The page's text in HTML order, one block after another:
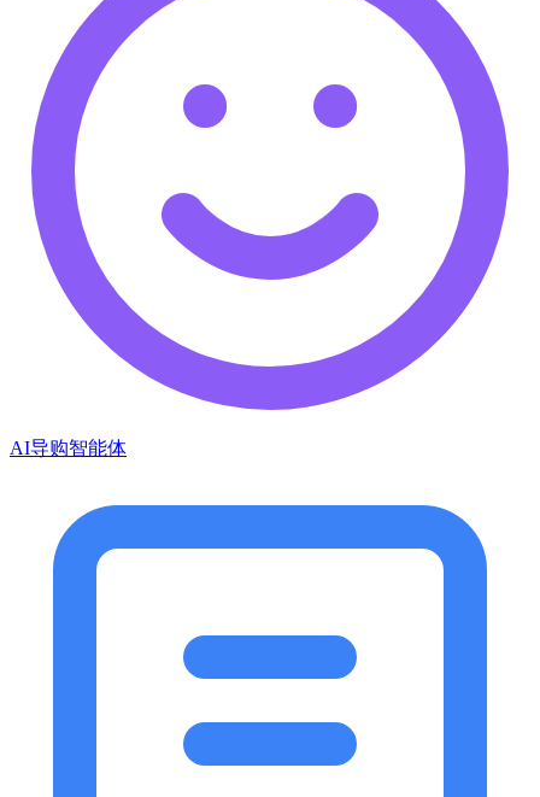
AI导购智能体